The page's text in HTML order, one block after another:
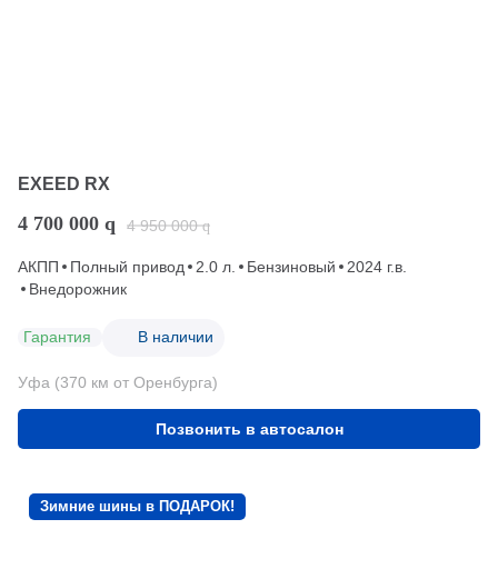
EXEED RX
4 700 000 q 4 950 000 q
АКПП Полный привод 2.0 л. Бензиновый
2024 г.в.
Внедорожник
Гарантия В наличии
Уфа (370 км от Оренбурга)
Позвонить в автосалон
Зимние шины в ПОДАРОК!